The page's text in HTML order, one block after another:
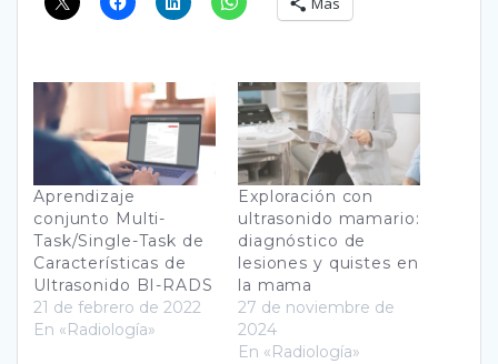
Aprendizaje
conjunto Multi-
Task/Single-Task de
Características de
Ultrasonido BI-RADS
21 de febrero de 2022
En «Radiología»
Exploración con
ultrasonido mamario:
diagnóstico de
lesiones y quistes en
la mama
27 de noviembre de
2024
En «Radiología»